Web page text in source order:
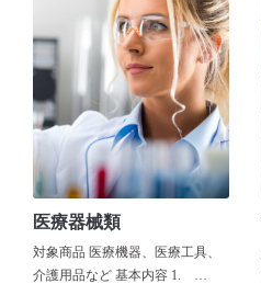
医療器械類
対象商品 医療機器、医療工具、
介護用品など 基本内容 1. …